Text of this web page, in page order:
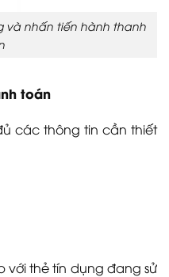
và nhấn tiến hành thanh
toán
các thông tin cần thiết
thẻ tín dụng đang sử